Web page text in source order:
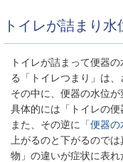
トイレが詰まり
トイレが詰まって便器
る「トイレつまり」は、
その中に、便器の水位が
具体的には「トイレの便
また、その逆に
「便器
上がるのと下がるので
物」の違いが症状に表れ